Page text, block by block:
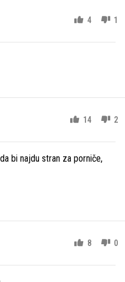
4 1
14 2
bi najdu stran za porniče,
8 0